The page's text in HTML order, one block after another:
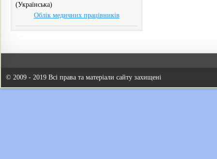
(Українська)
Облік медичних працівників
© 2009 - 2019 Всі права та матеріали сайту захищені